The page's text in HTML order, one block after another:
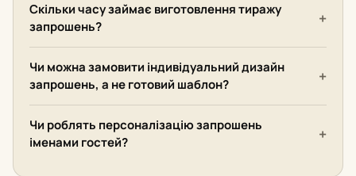
Скільки часу займає виготовлення тиражу
запрошень?
Чи можна замовити індивідуальний дизайн
запрошень, а не готовий шаблон?
Чи роблять персоналізацію запрошень
іменами гостей?